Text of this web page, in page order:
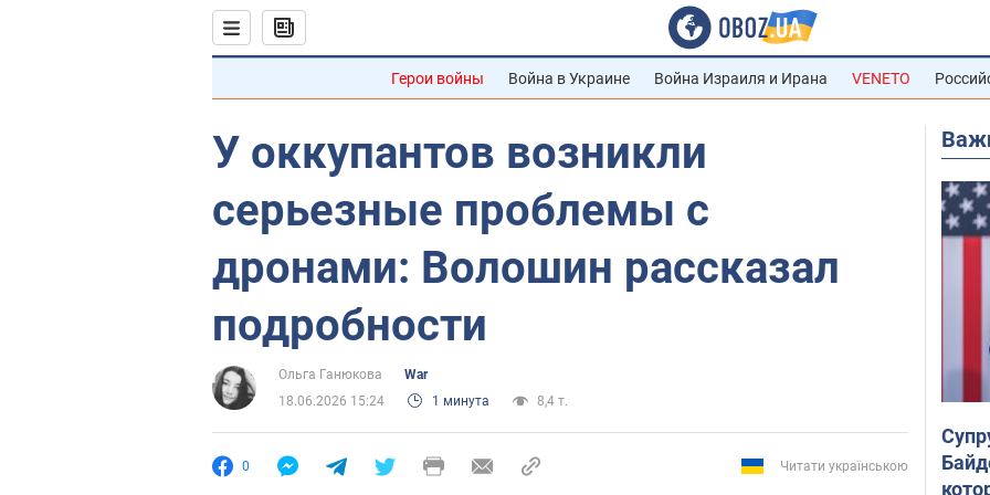
Герои войны Война в Украине Война Израиля и Ирана VENETO
У оккупантов возникли
серьезные проблемы с
дронами: Волошин рассказал
подробности
Ольга Ганюкова
War
18.06.2026 15:24
1 минута 8,4 т.
0 Читати українською